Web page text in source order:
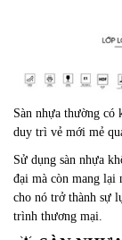
Sàn nhựa thường có
duy trì vẻ mới mẻ
Sử dụng sàn nhựa
đại mà còn mang lại
cho nó trở thành sự
trình thương mại.